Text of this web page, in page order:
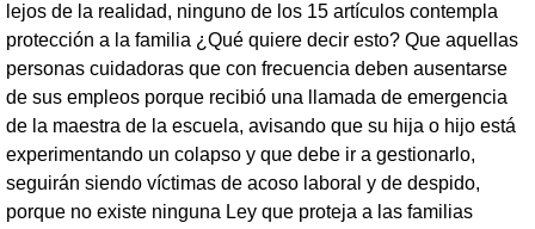
lejos de la realidad, ninguno de los 15 artículos contempla
protección a la familia ¿Qué quiere decir esto? Que aquellas
personas cuidadoras que con frecuencia deben ausentarse
de sus empleos porque recibió una llamada de emergencia
de la maestra de la escuela, avisando que su hija o hijo está
experimentando un colapso y que debe ir a gestionarlo,
seguirán siendo víctimas de acoso laboral y de despido,
porque no existe ninguna Ley que proteja a las familias